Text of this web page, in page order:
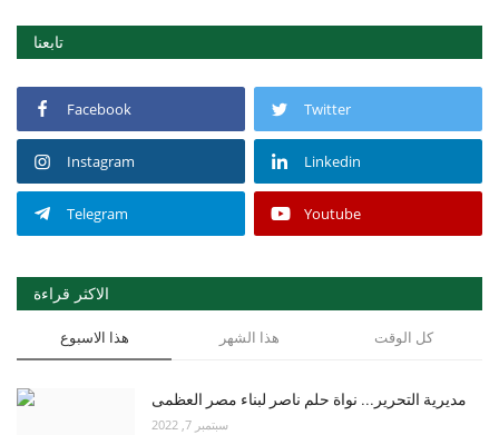
تابعنا
Facebook Twitter
Instagram Linkedin
Telegram Youtube
الاكثر قراءة
هذا الاسبوع هذا الشهر كل الوقت
مديرية التحرير... نواة حلم ناصر لبناء مصر العظمى
سبتمبر 7, 2022